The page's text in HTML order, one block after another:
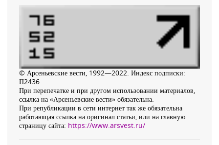
© Арсеньевские вести, 1992—2022. Индекс подписки:
П2436
При перепечатке и при другом использовании материалов,
ссылка на «Арсеньевские вести» обязательна.
При републикации в сети интернет так же обязательна
работающая ссылка на оригинал статьи, или на главную
страницу сайта: https://www.arsvest.ru/